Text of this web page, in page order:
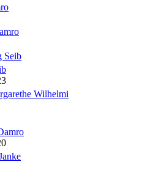
Seib
Wilhelmi